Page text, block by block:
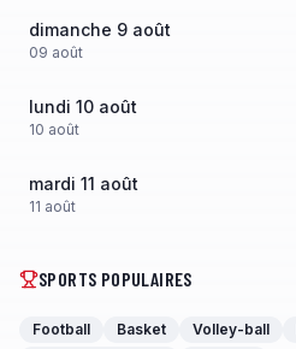
dimanche 9 août
09 août
lundi 10 août
10 août
mardi 11 août
11 août
SPORTS POPULAIRES
Football Basket Volley-ball